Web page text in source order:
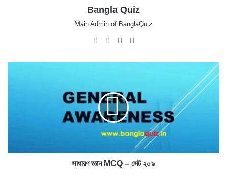
Bangla Quiz
Main Admin of BanglaQuiz
WebsiteFacebook
X
সাধারণ জ্ঞান MCQ – সেট ২০৯